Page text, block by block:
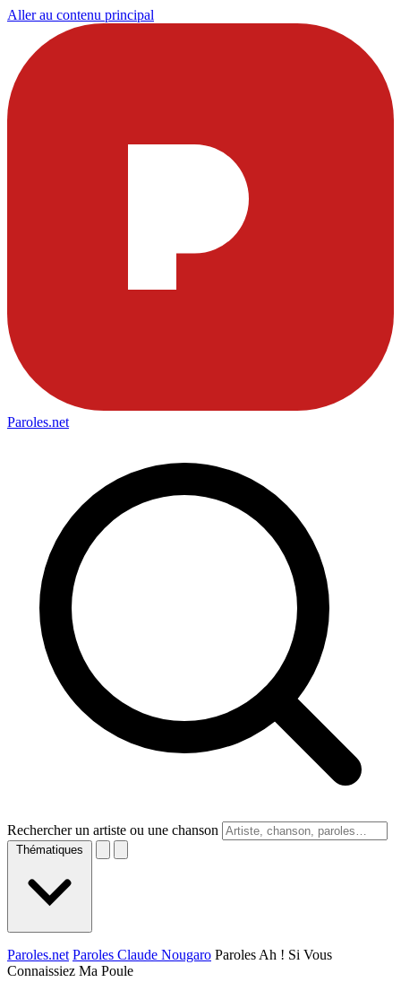
Aller au contenu principal
Paroles.net
Rechercher un artiste ou une chanson
Thématiques
Paroles.net Paroles Claude Nougaro Paroles Ah ! Si Vous
Connaissiez Ma Poule